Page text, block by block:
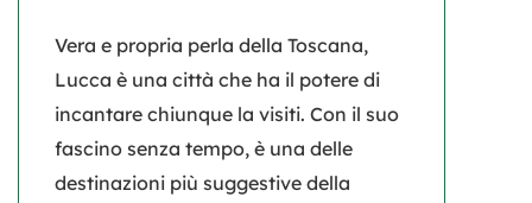
Vera e propria perla della Toscana,
Lucca è una città che ha il potere di
incantare chiunque la visiti. Con il suo
fascino senza tempo, è una delle
destinazioni più suggestive della